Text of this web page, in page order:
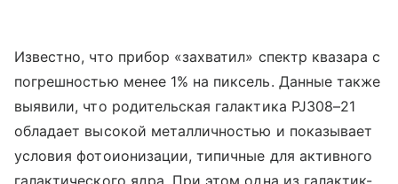
Известно, что прибор «захватил» спектр квазара с
погрешностью менее 1% на пиксель. Данные также
выявили, что родительская галактика PJ308–21
обладает высокой металличностью и показывает
условия фотоионизации, типичные для активного